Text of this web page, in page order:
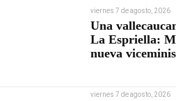
viernes 7 de agosto, 2026
Una
La Espriella:
nueva
viernes 7 de agosto, 2026